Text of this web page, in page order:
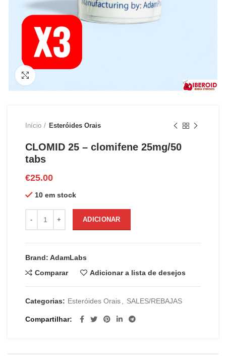
Início Esteróides Orais
CLOMID 25 – clomifene 25mg/50
tabs
€25.00
10 em stock
ADICIONAR
Brand: AdamLabs
Comparar
Adicionar a lista de desejos
Categorias: Esteróides Orais SALES/REBAJAS
Compartilhar